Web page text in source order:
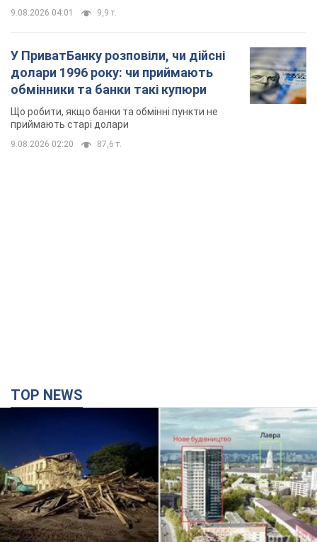
9.08.2026 04:01 9,9 т.
У ПриватБанку розповіли, чи дійсні
долари 1996 року: чи приймають
обмінники та банки такі купюри
Що робити, якщо банки та обмінні пункти не
приймають старі долари
9.08.2026 02:20 87,6 т.
TOP NEWS